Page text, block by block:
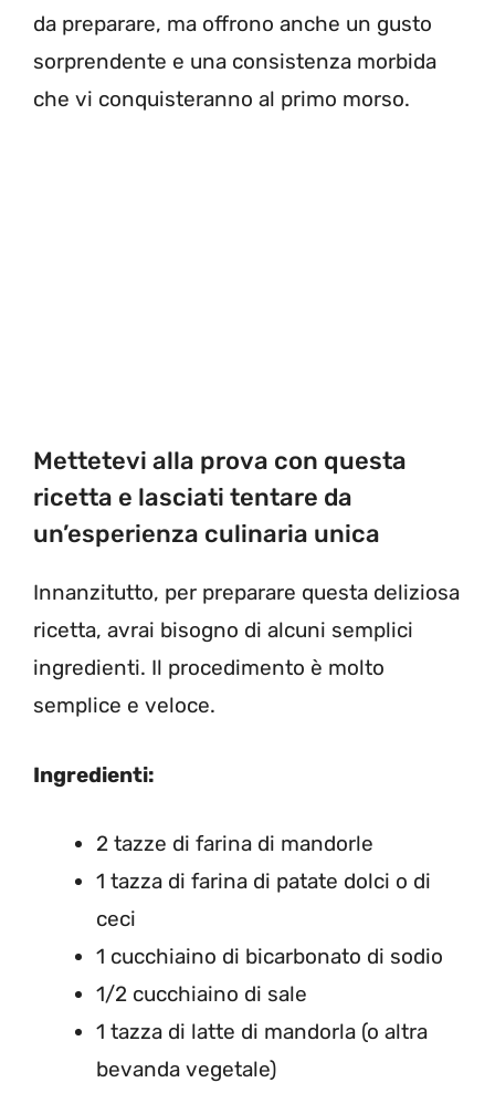
da preparare, ma offrono anche un gusto
sorprendente e una consistenza morbida
che vi conquisteranno al primo morso.
Mettetevi alla prova con questa
ricetta e lasciati tentare da
un’esperienza culinaria unica
Innanzitutto, per preparare questa deliziosa
ricetta, avrai bisogno di alcuni semplici
ingredienti. Il procedimento è molto
semplice e veloce.
Ingredienti:
2 tazze di farina di mandorle
1 tazza di farina di patate dolci o di
ceci
1 cucchiaino di bicarbonato di sodio
1/2 cucchiaino di sale
1 tazza di latte di mandorla (o altra
bevanda vegetale)